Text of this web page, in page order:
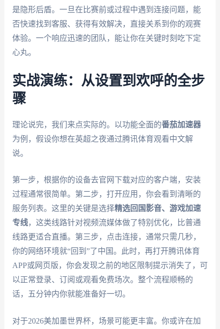
是隐形后盾。一旦在比赛前或过程中遇到连接问题，能
否快速找到客服、获得有效解决，直接关系到你的观赛
体验。一个响应迅速的团队，能让你在关键时刻吃下定
心丸。
实战演练：从设置到欢呼的全步
骤
理论说完，我们来点实际的。以功能全面的番茄加速器
为例，假设你想在英超之夜通过腾讯体育观看中文解
说。
第一步，根据你的设备去官网下载对应的客户端，安装
过程通常很简单。第二步，打开应用，你会看到清晰的
服务列表。这里的关键是选择精选回国影音、游戏加速
专线，这类线路针对视频流媒体做了特别优化，比普通
线路更适合直播。第三步，点击连接，通常只需几秒，
你的网络环境就“回到”了中国。此时，再打开腾讯体育
APP或网页版，你会发现之前的地区限制提示消失了，可
以正常登录、订阅或观看免费场次。整个流程顺畅的
话，五分钟内你就能准备好一切。
对于2026美加墨世界杯，场景可能更丰富。你或许在加